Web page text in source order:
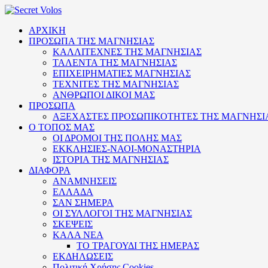
ΑΡΧΙΚΗ
ΠΡΟΣΩΠΑ ΤΗΣ ΜΑΓΝΗΣΙΑΣ
ΚΑΛΛΙΤΕΧΝΕΣ ΤΗΣ ΜΑΓΝΗΣΙΑΣ
ΤΑΛΕΝΤΑ ΤΗΣ ΜΑΓΝΗΣΙΑΣ
ΕΠΙΧΕΙΡΗΜΑΤΙΕΣ ΜΑΓΝΗΣΙΑΣ
ΤΕΧΝΙΤΕΣ ΤΗΣ ΜΑΓΝΗΣΙΑΣ
ΑΝΘΡΩΠΟΙ ΔΙΚΟΙ ΜΑΣ
ΠΡΟΣΩΠΑ
ΑΞΕΧΑΣΤΕΣ ΠΡΟΣΩΠΙΚΟΤΗΤΕΣ ΤΗΣ
Ο ΤΟΠΟΣ ΜΑΣ
ΟΙ ΔΡΟΜΟΙ ΤΗΣ ΠΟΛΗΣ ΜΑΣ
ΕΚΚΛΗΣΙΕΣ-ΝΑΟΙ-ΜΟΝΑΣΤΗΡΙΑ
ΙΣΤΟΡΙΑ ΤΗΣ ΜΑΓΝΗΣΙΑΣ
ΔΙΑΦΟΡΑ
ΑΝΑΜΝΗΣΕΙΣ
ΕΛΛΑΔΑ
ΣΑΝ ΣΗΜΕΡΑ
ΟΙ ΣΥΛΛΟΓΟΙ ΤΗΣ ΜΑΓΝΗΣΙΑΣ
ΣΚΕΨΕΙΣ
ΚΑΛΑ ΝΕΑ
ΤΟ ΤΡΑΓΟΥΔΙ ΤΗΣ ΗΜΕΡΑΣ
ΕΚΔΗΛΩΣΕΙΣ